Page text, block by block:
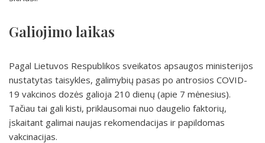
Galiojimo laikas
Pagal Lietuvos Respublikos sveikatos apsaugos ministerijos
nustatytas taisykles, galimybių pasas po antrosios COVID-
19 vakcinos dozės galioja 210 dienų (apie 7 mėnesius).
Tačiau tai gali kisti, priklausomai nuo daugelio faktorių,
įskaitant galimai naujas rekomendacijas ir papildomas
vakcinacijas.